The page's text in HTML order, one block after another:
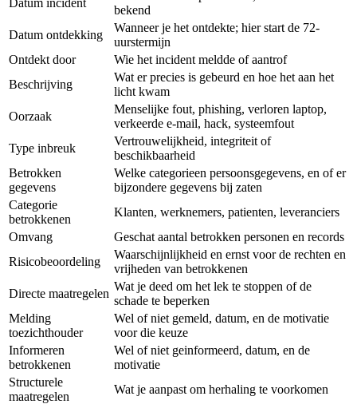
bekend
Datum ontdekking
Wanneer je het ontdekte; hier start de 72-
uurstermijn
Ontdekt door
Wie het incident meldde of aantrof
Beschrijving
Wat er precies is gebeurd en hoe het aan het
licht kwam
Oorzaak
Menselijke fout, phishing, verloren laptop,
verkeerde e-mail, hack, systeemfout
Type inbreuk
Vertrouwelijkheid, integriteit of
beschikbaarheid
Betrokken
gegevens
Welke categorieen persoonsgegevens, en of er
bijzondere gegevens bij zaten
Categorie
betrokkenen
Klanten, werknemers, patienten, leveranciers
Omvang
Geschat aantal betrokken personen en records
Risicobeoordeling
Waarschijnlijkheid en ernst voor de rechten en
vrijheden van betrokkenen
Directe maatregelen
Wat je deed om het lek te stoppen of de
schade te beperken
Melding
toezichthouder
Wel of niet gemeld, datum, en de motivatie
voor die keuze
Informeren
betrokkenen
Wel of niet geinformeerd, datum, en de
motivatie
Structurele
maatregelen
Wat je aanpast om herhaling te voorkomen